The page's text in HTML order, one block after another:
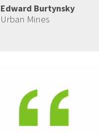
Edward Burtynsky
Urban Mines